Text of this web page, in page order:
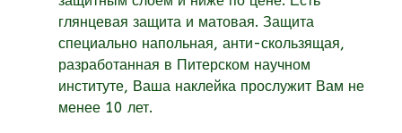
глянцевая защита и матовая. Защита
специально напольная, анти-скользящая,
разработанная в Питерском научном
институте, Ваша наклейка прослужит Вам не
менее 10 лет.